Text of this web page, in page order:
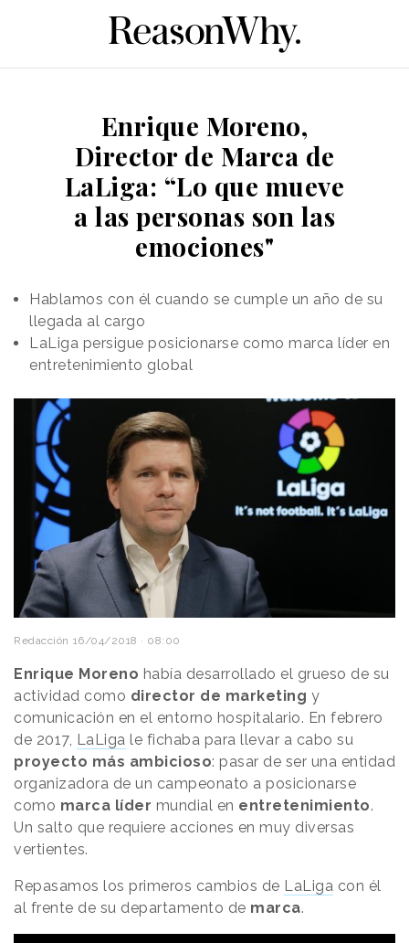
Enrique Moreno,
Director de Marca de
LaLiga: “Lo que mueve
a las personas son las
emociones"
Hablamos con él cuando se cumple un año de su
llegada al cargo
LaLiga persigue posicionarse como marca líder en
entretenimiento global
Redacción 16/04/2018 · 08:00
Enrique Moreno había desarrollado el grueso de su
actividad como director de marketing y
comunicación en el entorno hospitalario. En febrero
de 2017, LaLiga le fichaba para llevar a cabo su
proyecto más ambicioso: pasar de ser una entidad
organizadora de un campeonato a posicionarse
como marca líder mundial en entretenimiento.
Un salto que requiere acciones en muy diversas
vertientes.
Repasamos los primeros cambios de LaLiga con él
al frente de su departamento de marca.